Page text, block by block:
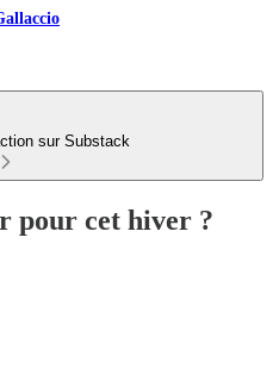
sur Substack
pour cet hiver ?